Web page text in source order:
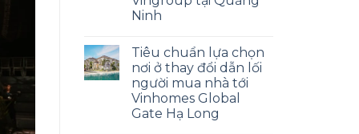
Ninh
Tiêu chuẩn lựa chọn
nơi ở thay đổi dẫn lối
người mua nhà tới
Vinhomes Global
Gate Hạ Long